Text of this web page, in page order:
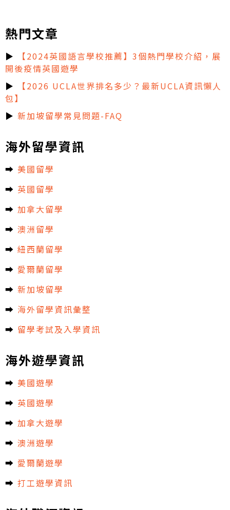
熱門文章
▶
【2024英國語言學校推薦】3個熱門學校介紹，展
開後疫情英國遊學
▶
【2026 UCLA世界排名多少？最新UCLA資訊懶人
包】
▶ 新加坡留學常見問題-FAQ
海外留學資訊
➡︎ 美國留學
➡︎ 英國留學
➡︎ 加拿大留學
➡︎ 澳洲留學
➡︎ 紐西蘭留學
➡︎ 愛爾蘭留學
➡︎ 新加坡留學
➡︎ 海外留學資訊彙整
➡︎ 留學考試及入學資訊
海外遊學資訊
➡︎ 美國遊學
➡︎ 英國遊學
➡︎ 加拿大遊學
➡︎ 澳洲遊學
➡︎ 愛爾蘭遊學
➡︎ 打工遊學資訊